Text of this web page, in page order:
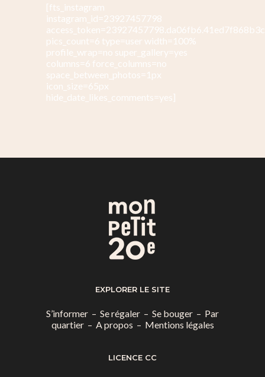
[fts_instagram
instagram_id=23927457798
pics_count=6 type=user width=100%
profile_wrap=no super_gallery=yes
columns=6 force_columns=no
space_between_photos=1px
icon_size=65px
hide_date_likes_comments=yes]
EXPLORER LE SITE
S’informer – Se régaler – Se bouger – Par
quartier– A propos – Mentions légales
LICENCE CC